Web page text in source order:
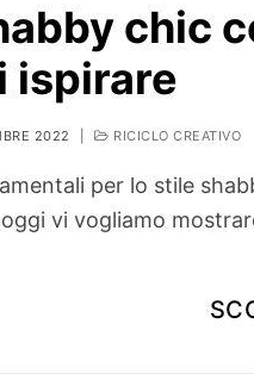
chic
ispirare
2022 RICICLO CREATIVO
per lo stile
vi vogliamo